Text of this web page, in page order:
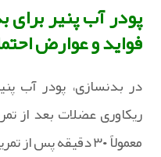
پودر آب پنیر
فواید و عوارض
در بدنسازی، پودر آب
ریکاوری عضلات بعد از
معمولاً ۳۰ دقیقه پس از تمرین توصیه می‌شود.